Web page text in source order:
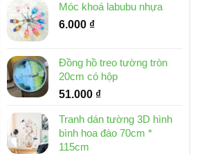
Móc khoá labubu nhựa
6.000 ₫
Đồng hồ treo tường tròn
20cm có hộp
51.000 ₫
Tranh dán tường 3D hình
bình hoa đào 70cm *
115cm